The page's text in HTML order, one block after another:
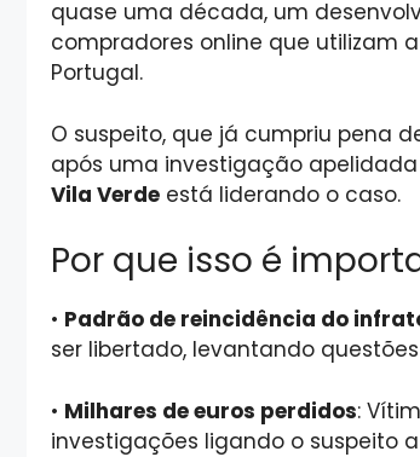
quase uma década, um
compradores online que utilizam
Portugal.
O suspeito, que já cumpriu pena
após uma investigação apelidada
Vila Verde está liderando o caso.
Por que isso é
• Padrão de reincidência do
ser libertado, levantando
• Milhares de euros perdidos:
investigações ligando o suspeito